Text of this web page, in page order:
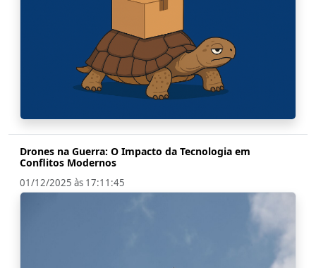
Drones na Guerra: O Impacto da Tecnologia em
Conflitos Modernos
01/12/2025 às 17:11:45